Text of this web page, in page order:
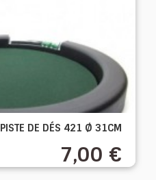
PISTE DE DÉS 421 Ø 31CM
7,00 €